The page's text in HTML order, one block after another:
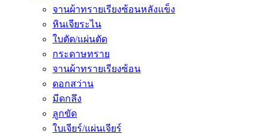
จานผ้าทรายเรียงซ้อนหลังแข็ง
หินเจียระไน
ใบตัด/แผ่นตัด
กระดาษทราย
จานผ้าทรายเรียงซ้อน
ดอกสว่าน
มีดกลึง
ลูกขัด
ใบเจียร์/แผ่นเจียร์